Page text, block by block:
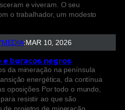
e viveram. O seu
o trabalhador, um modesto
:MAR 10, 2026
buracos negros
da mineração na península
energética, da contínua
oposições Por todo o mundo,
resistir ao que são